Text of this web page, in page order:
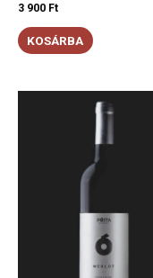
3 900 Ft
KOSÁRBA